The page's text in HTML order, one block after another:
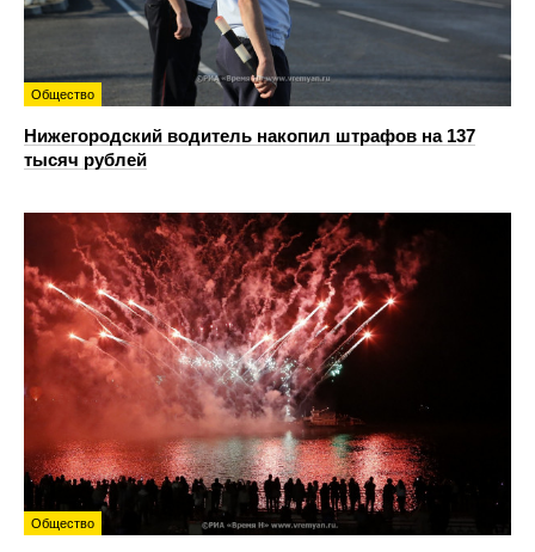
Общество
Нижегородский водитель накопил штрафов на 137
тысяч рублей
Общество